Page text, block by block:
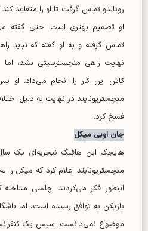
رونالدو تماس گرفت تا او را متقاعد
او تصمیم بهتری است. حتی گفته
تماس گرفته و به او گفته که نباید
نهایت راهی منچسترسیتی نشد، اما
کاش این کار را انجام می‌داد.
منچستریونایتد در نهایت به دلیل
فسخ کرد.
جان اوبی میکل
منچستریونایتد اعلام کرد که میکل را
اینطور فکر می‌کردند. چلسی
بازیکن به توافق رسیده است، اما
موضوع نمی‌دانست. سپس یک